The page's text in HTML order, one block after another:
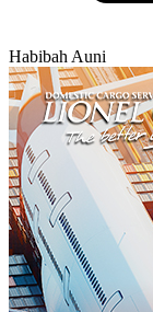
Habibah Auni